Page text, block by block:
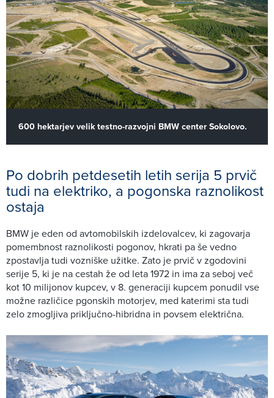
600 hektarjev velik testno-razvojni BMW center Sokolovo.
Po dobrih petdesetih letih serija 5 prvič
tudi na elektriko, a pogonska raznolikost
ostaja
BMW je eden od avtomobilskih izdelovalcev, ki zagovarja
pomembnost raznolikosti pogonov, hkrati pa še vedno
zpostavlja tudi vozniške užitke. Zato je prvič v zgodovini
serije 5, ki je na cestah že od leta 1972 in ima za seboj več
kot 10 milijonov kupcev, v 8. generaciji kupcem ponudil vse
možne različice pgonskih motorjev, med katerimi sta tudi
zelo zmogljiva priključno-hibridna in povsem električna.